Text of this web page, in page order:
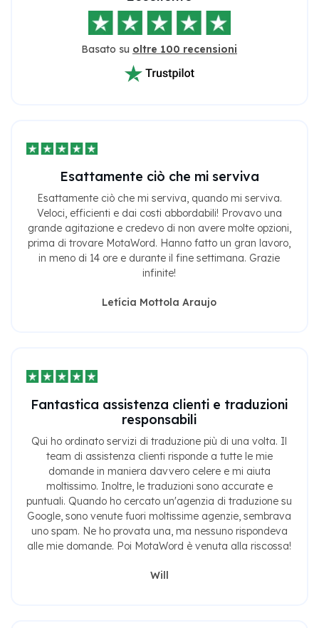
Basato su oltre 100 recensioni
Esattamente ciò che mi serviva
Esattamente ciò che mi serviva, quando mi serviva.
Veloci, efficienti e dai costi abbordabili! Provavo una
grande agitazione e credevo di non avere molte opzioni,
prima di trovare MotaWord. Hanno fatto un gran lavoro,
in meno di 14 ore e durante il fine settimana. Grazie
infinite!
Letícia Mottola Araujo
Fantastica assistenza clienti e traduzioni
responsabili
Qui ho ordinato servizi di traduzione più di una volta. Il
team di assistenza clienti risponde a tutte le mie
domande in maniera davvero celere e mi aiuta
moltissimo. Inoltre, le traduzioni sono accurate e
puntuali. Quando ho cercato un'agenzia di traduzione su
Google, sono venute fuori moltissime agenzie, sembrava
uno spam. Ne ho provata una, ma nessuno rispondeva
alle mie domande. Poi MotaWord è venuta alla riscossa!
Will